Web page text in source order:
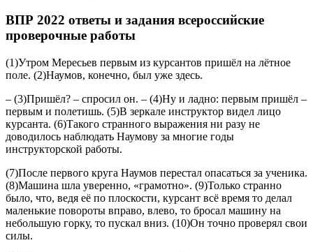
ВПР 2022 ответы и задания всероссийские
проверочные работы
(1)Утром Мересьев первым из курсантов пришёл на лётное
поле. (2)Наумов, конечно, был уже здесь.
– (3)Пришёл? – спросил он. – (4)Ну и ладно: первым пришёл –
первым и полетишь. (5)В зеркале инструктор видел лицо
курсанта. (6)Такого странного выражения ни разу не
доводилось наблюдать Наумову за многие годы
инструкторской работы.
(7)После первого круга Наумов перестал опасаться за ученика.
(8)Машина шла уверенно, «грамотно». (9)Только странно
было, что, ведя её по плоскости, курсант всё время то делал
маленькие повороты вправо, влево, то бросал машину на
небольшую горку, то пускал вниз. (10)Он точно проверял свои
силы.